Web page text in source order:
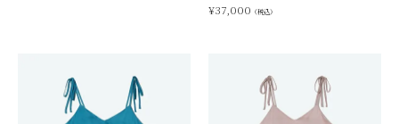
¥37,000 （税込）